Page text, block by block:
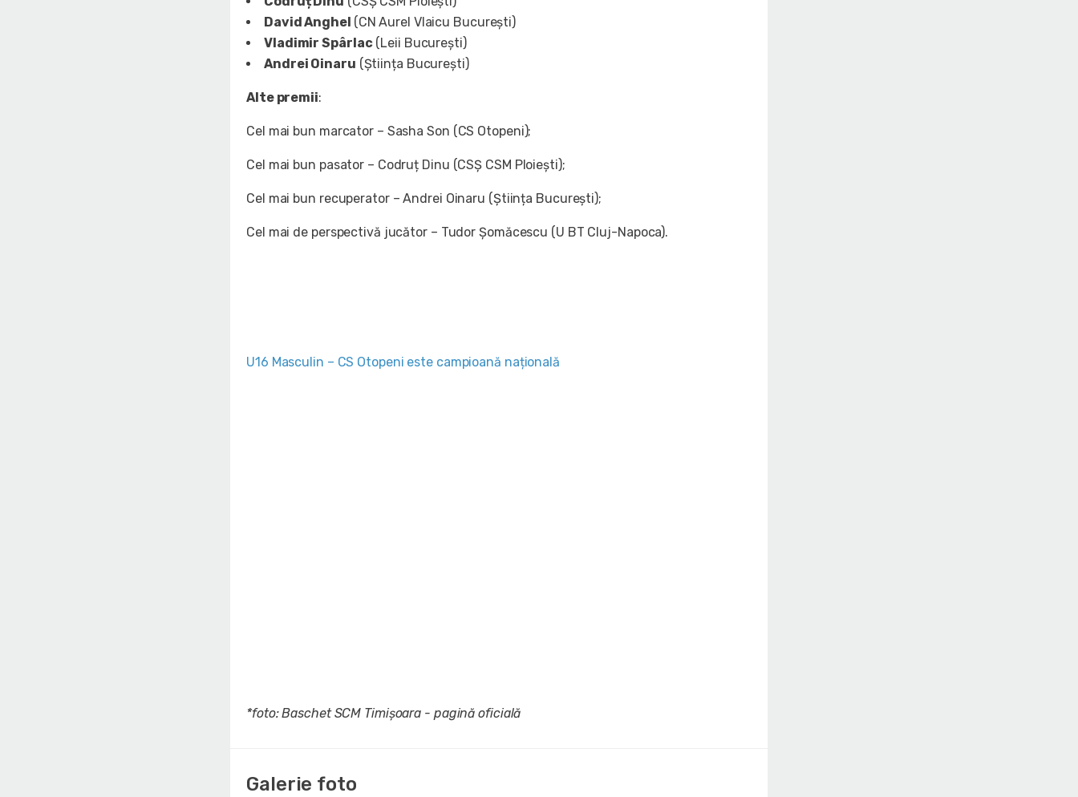
David Anghel (CN Aurel Vlaicu București)
Vladimir Spârlac(Leii București)
Andrei Oinaru (Știința București)
Alte premii:
Cel mai bun marcator – Sasha Son (CS Otopeni);
Cel mai bun pasator – Codruț Dinu (CSȘ CSM Ploiești);
Cel mai bun recuperator – Andrei Oinaru (Știința București);
Cel mai de perspectivă jucător – Tudor Șomăcescu (U BT Cluj-Napoca).
U16 Masculin – CS Otopeni este campioană națională
*foto: Baschet SCM Timișoara - pagină oficială
Galerie foto